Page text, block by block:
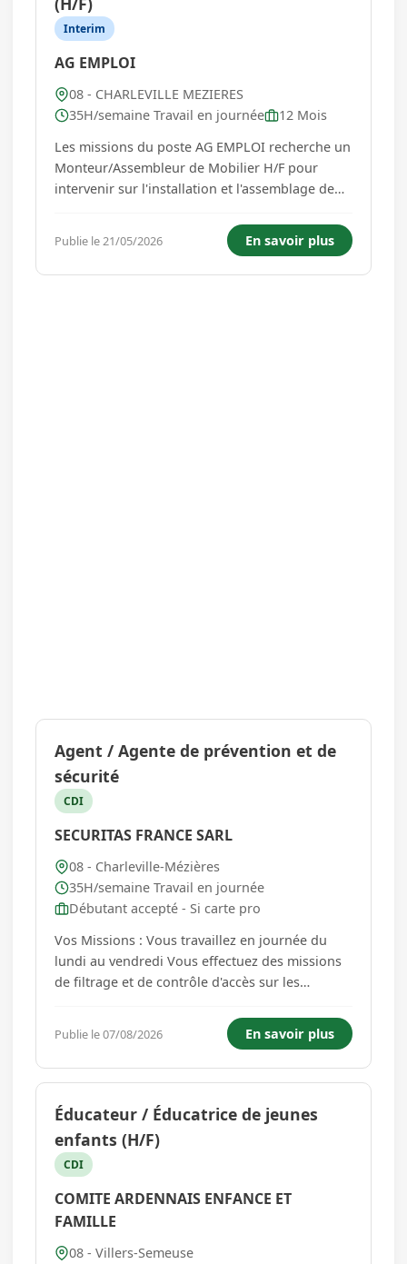
Interim
AG EMPLOI
08 - CHARLEVILLE MEZIERES
35H/semaine Travail en journée
12 Mois
Les missions du poste AG EMPLOI recherche un
Monteur/Assembleur de Mobilier H/F pour
intervenir sur l'installation et l'assemblage de
seul ou en binôme selon les projets. Vous
manipulez des pièces...
Publie le 21/05/2026 En savoir plus
Agent / Agente de prévention et de
sécurité
CDI
SECURITAS FRANCE SARL
08 - Charleville-Mézières
35H/semaine Travail en journée
Débutant accepté - Si carte pro
Vos Missions : Vous travaillez en journée du
lundi au vendredi Vous effectuez des missions
de filtrage et de contrôle d'accès sur les
de préventions des risques. Vous travaillez seul,
vous suivrez une formation sur site avant votre
première vacat...
Publie le 07/08/2026 En savoir plus
Éducateur / Éducatrice de jeunes
enfants (H/F)
CDI
COMITE ARDENNAIS ENFANCE ET
FAMILLE
08 - Villers-Semeuse